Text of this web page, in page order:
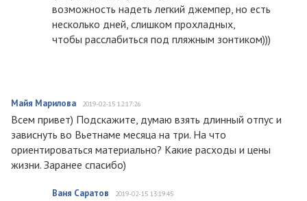
возможность надеть легкий джемпер, но есть
несколько дней, слишком прохладных,
чтобы расслабиться под пляжным зонтиком)))
Майя Марилова 2019-02-15 12:17:26
Всем привет) Подскажите, думаю взять длинный отпус и
зависнуть во Вьетнаме месяца на три. На что
ориентироваться материально? Какие расходы и цены
жизни. Заранее спасибо)
Ваня Саратов 2019-02-15 13:19:45